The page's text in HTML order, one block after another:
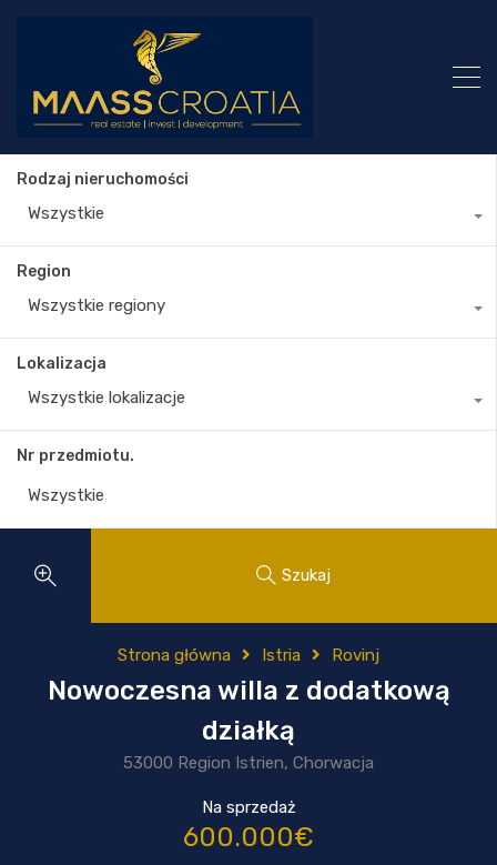
Rodzaj nieruchomości
Wszystkie
Region
Wszystkie regiony
Lokalizacja
Wszystkie lokalizacje
Nr przedmiotu.
Szukaj
Strona główna Istria Rovinj
Nowoczesna willa z dodatkową
działką
53000 Region Istrien, Chorwacja
Na sprzedaż
600.000€